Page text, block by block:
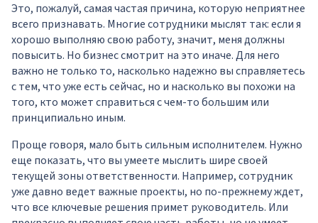
Это, пожалуй, самая частая причина, которую неприятнее
всего признавать. Многие сотрудники мыслят так: если я
хорошо выполняю свою работу, значит, меня должны
повысить. Но бизнес смотрит на это иначе. Для него
важно не только то, насколько надежно вы справляетесь
с тем, что уже есть сейчас, но и насколько вы похожи на
того, кто может справиться с чем-то большим или
принципиально иным.
Проще говоря, мало быть сильным исполнителем. Нужно
еще показать, что вы умеете мыслить шире своей
текущей зоны ответственности. Например, сотрудник
уже давно ведет важные проекты, но по-прежнему ждет,
что все ключевые решения примет руководитель. Или